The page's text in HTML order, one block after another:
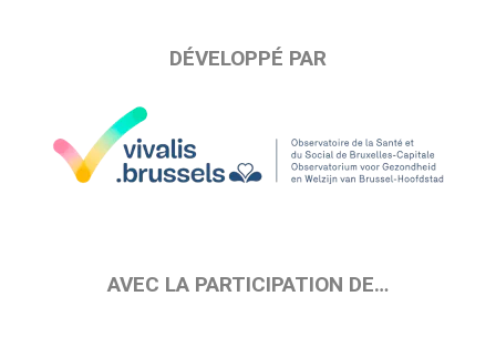
DÉVELOPPÉ PAR
AVEC LA PARTICIPATION DE…